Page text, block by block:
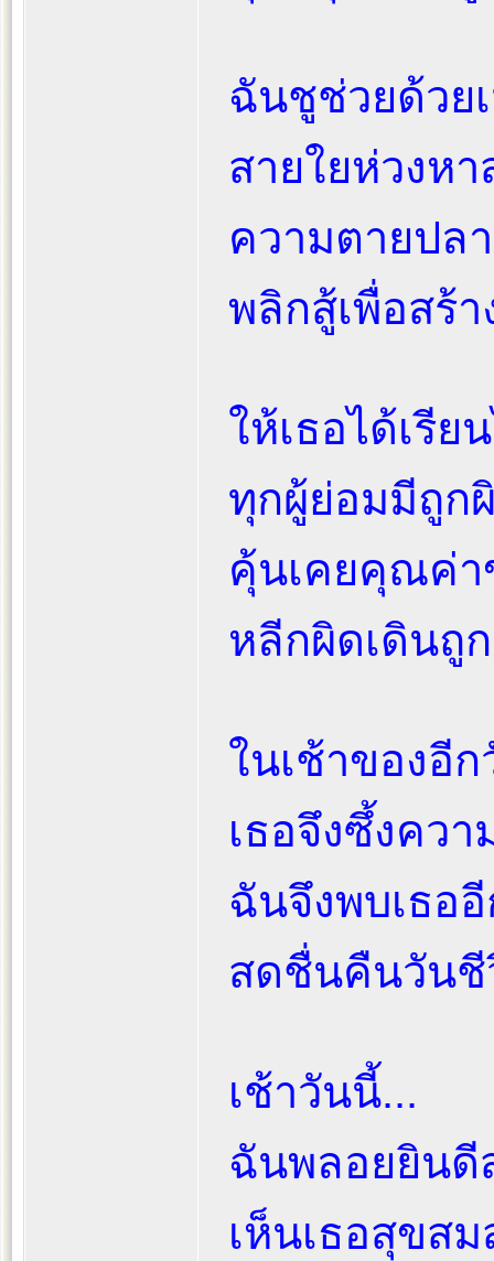
ฉันชูช่วยด้วย
สายใยห่วงห
ความตายปล
พลิกสู้เพื่อสร้
ให้เธอได้เรีย
ทุกผู้ย่อมมีถูก
คุ้นเคยคุณค่
หลีกผิดเดินถู
ในเช้าของอี
เธอจึงซึ้งคว
ฉันจึงพบเธอ
สดชื่นคืนวันชี
เช้าวันนี้...
ฉันพลอยยินดี
เห็นเธอสุขส